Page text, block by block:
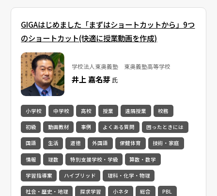
GIGAはじめました「まずはショートカットから」9つ
のショートカット(快適に授業動画を作成)
学校法人東奥義塾 東奥義塾高等学校
井上 嘉名芽氏
小学校 中学校 高校 授業 遠隔授業 校務
初級 動画教材 事例 よくある質問 困ったときには
国語 生活 道徳 外国語 保健体育 技術・家庭
情報 理数 特別支援学校・学級 算数・数学
学習指導案 ハイブリッド 理科・化学・物理
社会・歴史・地理 探求学習 小ネタ 総合 PBL